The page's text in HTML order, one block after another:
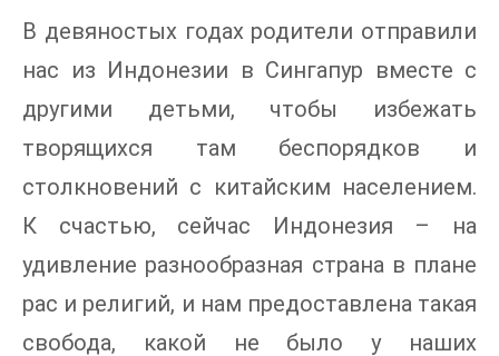
В девяностых годах родители отправили
нас из Индонезии в Сингапур вместе с
другими детьми, чтобы избежать
творящихся там беспорядков и
столкновений с китайским населением.
К счастью, сейчас Индонезия – на
удивление разнообразная страна в плане
рас и религий, и нам предоставлена такая
свобода, какой не было у наших